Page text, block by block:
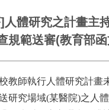
人體研究之計畫主
規範送審(教育部
教師執行人體研究計畫
研究場域(某醫院)之人